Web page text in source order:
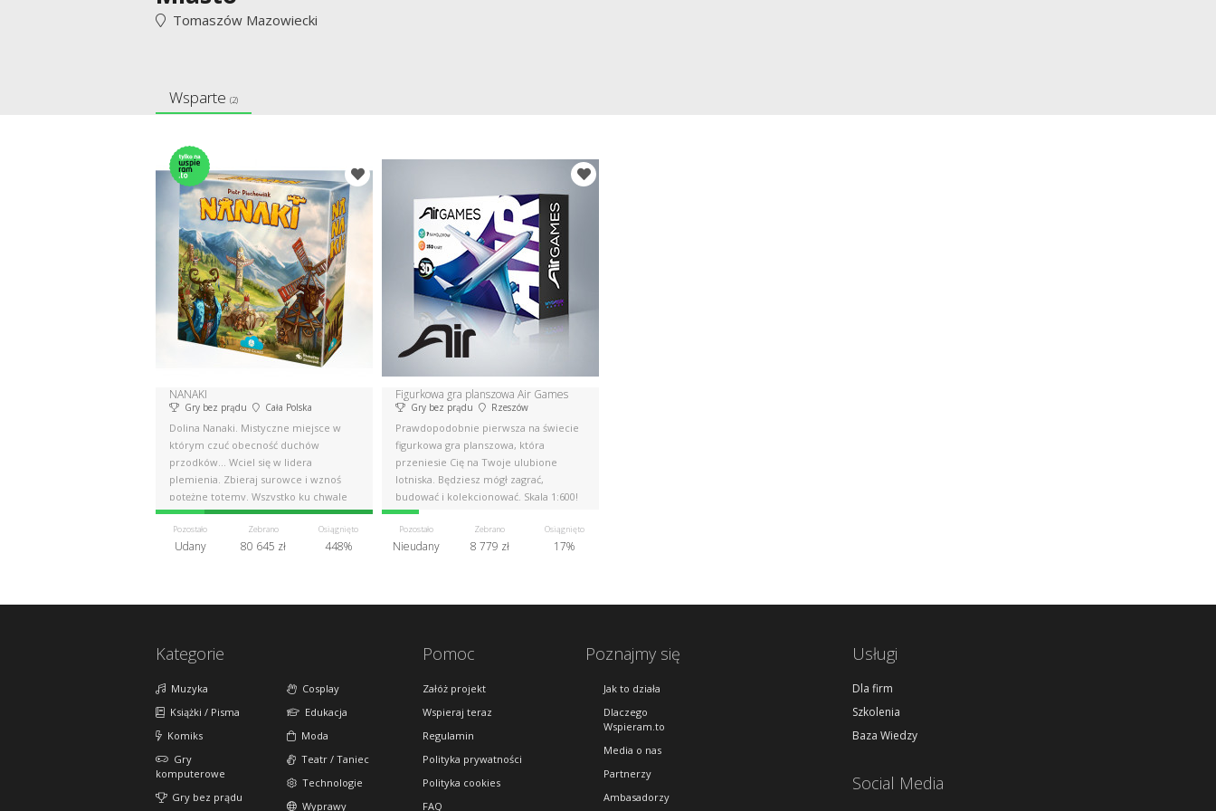
Tomaszów Mazowiecki
Wsparte (2)
NANAKI
Gry bez prądu Cała Polska
Dolina Nanaki. Mistyczne miejsce w
którym czuć obecność duchów
przodków... Wciel się w lidera
plemienia. Zbieraj surowce i wznoś
potężne totemy. Wszystko ku chwale
bogów!
Pozostało
Udany
Zebrano
80 645 zł
Osiągnięto
448%
Figurkowa gra planszowa Air Games
Gry bez prądu Rzeszów
Prawdopodobnie pierwsza na świecie
figurkowa gra planszowa, która
przeniesie Cię na Twoje ulubione
lotniska. Będziesz mógł zagrać,
budować i kolekcjonować. Skala 1:600!
Pozostało
Nieudany
Zebrano
8 779 zł
Osiągnięto
17%
Kategorie
Muzyka
Książki / Pisma
Komiks
Gry
komputerowe
Gry bez prądu
Cosplay
Edukacja
Moda
Teatr / Taniec
Technologie
Wyprawy
Pomoc
Załóż projekt
Wspieraj teraz
Regulamin
Polityka prywatności
Polityka cookies
FAQ
Poznajmy się
Jak to działa
Dlaczego
Wspieram.to
Media o nas
Partnerzy
Ambasadorzy
Usługi
Dla firm
Szkolenia
Baza Wiedzy
Social Media